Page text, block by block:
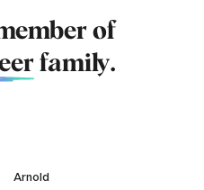
of
family.
Arnold